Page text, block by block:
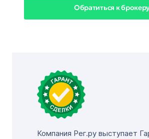
Обратиться к
Компания Рег.ру выступает